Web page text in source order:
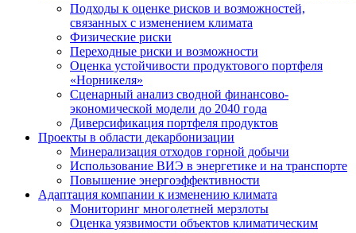
Подходы к оценке рисков и возможностей,
связанных с изменением климата
Физические риски
Переходные риски и возможности
Оценка устойчивости продуктового портфеля
«Норникеля»
Сценарный анализ сводной финансово-
экономической модели до 2040 года
Диверсификация портфеля продуктов
Проекты в области декарбонизации
Минерализация отходов горной добычи
Использование ВИЭ в энергетике и на транспорте
Повышение энергоэффективности
Адаптация компании к изменению климата
Мониторинг многолетней мерзлоты
Оценка уязвимости объектов климатическим